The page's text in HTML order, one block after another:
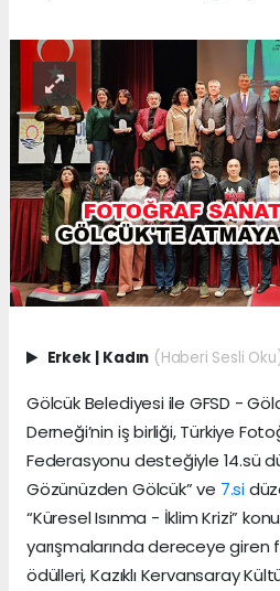
Erkek | Kadın (Haberi Sesli
Gölcük Belediyesi ile GFSD -
Derneği’nin iş birliği, Türkiye
Federasyonu desteğiyle 14.sü
Gözünüzden Gölcük” ve 7.si
“Küresel Isınma - İklim Krizi”
yarışmalarında dereceye giren
ödülleri, Kazıklı Kervansaray